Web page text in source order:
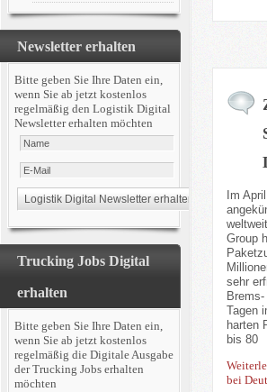
Newsletter erhalten
Bitte geben Sie Ihre Daten ein,
wenn Sie ab jetzt kostenlos
regelmäßig den Logistik Digital
Newsletter erhalten möchten
Trucking Jobs Digital
erhalten
Bitte geben Sie Ihre Daten ein,
wenn Sie ab jetzt kostenlos
regelmäßig die Digitale Ausgabe
der Trucking Jobs erhalten
möchten
Im
Group
sehr
Tagen
harten
bis 80
bei